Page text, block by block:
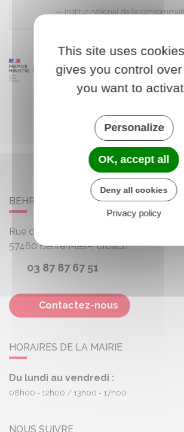
Institut national de la
BEHREN-LÈS-FORBACH
Rue des Roses
57460Behren-lès-Forbach
03 87 87 67 51
Contactez-nous
HORAIRES DE LA MAIRIE
Du lundi au vendredi :
08h00 - 12h00 13h00 - 17h00
NOUS SUIVRE
This site uses
gives you control
you want to
Personalize
OK, accept all
Deny all cookies
Privacy policy